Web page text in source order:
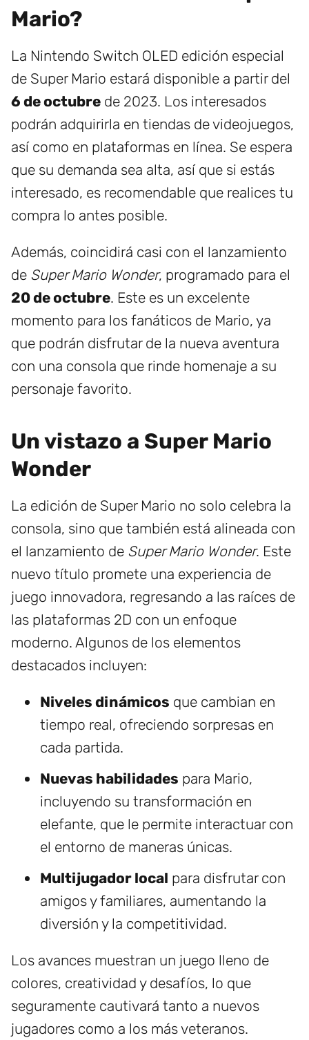
Mario?
La Nintendo Switch OLED edición especial
de Super Mario estará disponible a partir del
6 de octubre de 2023. Los interesados
podrán adquirirla en tiendas de videojuegos,
así como en plataformas en línea. Se espera
que su demanda sea alta, así que si estás
interesado, es recomendable que realices tu
compra lo antes posible.
Además, coincidirá casi con el lanzamiento
de Super Mario Wonder, programado para el
20 de octubre. Este es un excelente
momento para los fanáticos de Mario, ya
que podrán disfrutar de la nueva aventura
con una consola que rinde homenaje a su
personaje favorito.
Un vistazo a Super Mario
Wonder
La edición de Super Mario no solo celebra la
consola, sino que también está alineada con
el lanzamiento de Super Mario Wonder. Este
nuevo título promete una experiencia de
juego innovadora, regresando a las raíces de
las plataformas 2D con un enfoque
moderno. Algunos de los elementos
destacados incluyen:
Niveles dinámicos que cambian en
tiempo real, ofreciendo sorpresas en
cada partida.
Nuevas habilidades para Mario,
incluyendo su transformación en
elefante, que le permite interactuar con
el entorno de maneras únicas.
Multijugador local para disfrutar con
amigos y familiares, aumentando la
diversión y la competitividad.
Los avances muestran un juego lleno de
colores, creatividad y desafíos, lo que
seguramente cautivará tanto a nuevos
jugadores como a los más veteranos.